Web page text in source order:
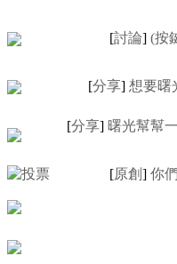
[討論] (按
[分享] 想要曙
[分享] 曙光幫幫
[原創] 你